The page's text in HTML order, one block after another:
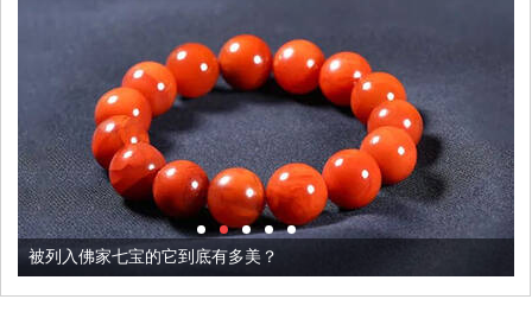
被列入佛家七宝的它到底有多美？